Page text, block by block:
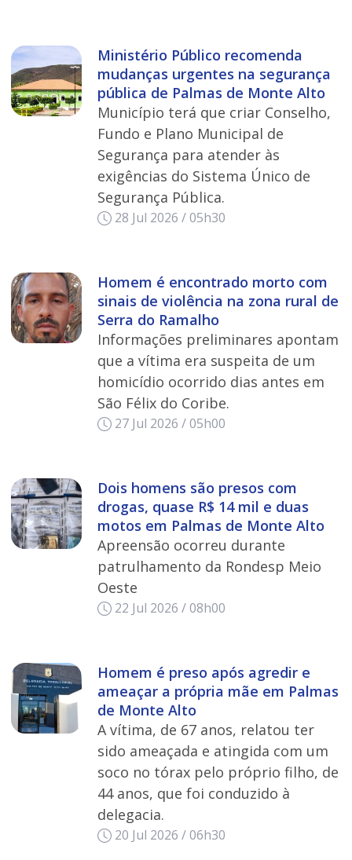
Ministério Público recomenda
mudanças urgentes na segurança
pública de Palmas de Monte Alto
Município terá que criar Conselho,
Fundo e Plano Municipal de
Segurança para atender às
exigências do Sistema Único de
Segurança Pública.
28 Jul 2026 / 05h30
Homem é encontrado morto com
sinais de violência na zona rural de
Serra do Ramalho
Informações preliminares apontam
que a vítima era suspeita de um
homicídio ocorrido dias antes em
São Félix do Coribe.
27 Jul 2026 / 05h00
Dois homens são presos com
drogas, quase R$ 14 mil e duas
motos em Palmas de Monte Alto
Apreensão ocorreu durante
patrulhamento da Rondesp Meio
Oeste
22 Jul 2026 / 08h00
Homem é preso após agredir e
ameaçar a própria mãe em Palmas
de Monte Alto
A vítima, de 67 anos, relatou ter
sido ameaçada e atingida com um
soco no tórax pelo próprio filho, de
44 anos, que foi conduzido à
delegacia.
20 Jul 2026 / 06h30